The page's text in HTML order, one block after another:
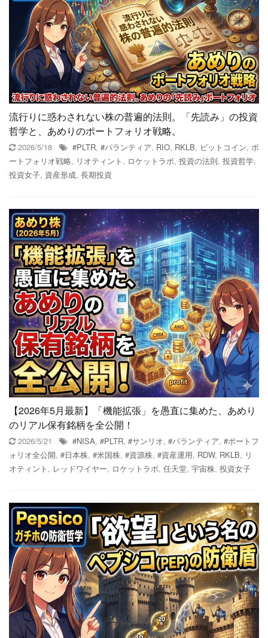
流行りに惑わされない株の普遍的法則。「先読み」の投資
哲学と、あめりのポートフォリオ戦略。
2026/5/18 #PLTR, #パランティア, RIO, RKLB, ビットコイン, ポ
ートフォリオ戦略, リオティント , ロケットラボ, 投資の法則, 投資哲学,
投資女子, 資産形成, 長期投資
【2026年5月最新】「機能拡張」を愚直に集めた、あめり
のリアル保有銘柄を全公開！
2026/5/21 #NISA, #PLTR, #サンリオ, #パランティア, #ポートフ
ォリオ全公開, #日本株, #米国株, #資源株, #資産運用, RDW, RKLB, リ
オティント , レッドワイヤー, ロケットラボ, 任天堂, 宇宙株, 投資女子